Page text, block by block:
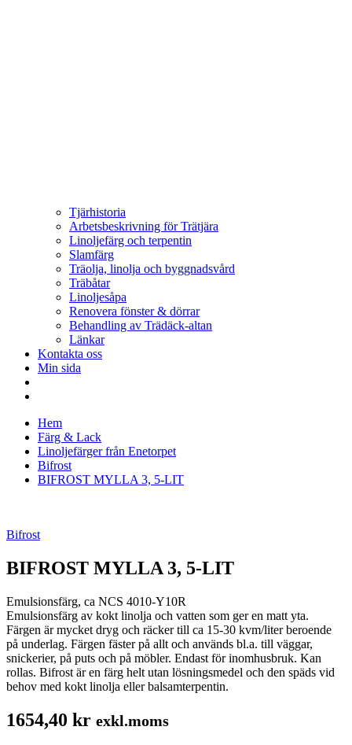
Tjärhistoria
Arbetsbeskrivning för Trätjära
Linoljefärg och terpentin
Slamfärg
Träolja, linolja och byggnadsvård
Träbåtar
Linoljesåpa
Renovera fönster & dörrar
Behandling av Trädäck-altan
Länkar
Kontakta oss
Min sida
Hem
Färg & Lack
Linoljefärger från Enetorpet
Bifrost
BIFROST MYLLA 3, 5-LIT
Bifrost
BIFROST MYLLA 3, 5-LIT
Emulsionsfärg, ca NCS 4010-Y10R
Emulsionsfärg av kokt linolja och vatten som ger en matt yta.
Färgen är mycket dryg och räcker till ca 15-30 kvm/liter beroende
på underlag. Färgen fäster på allt och används bl.a. till väggar,
snickerier, på puts och på möbler. Endast för inomhusbruk. Kan
rollas. Bifrost är en färg helt utan lösningsmedel och den späds vid
behov med kokt linolja eller balsamterpentin.
1654,40 kr exkl.moms